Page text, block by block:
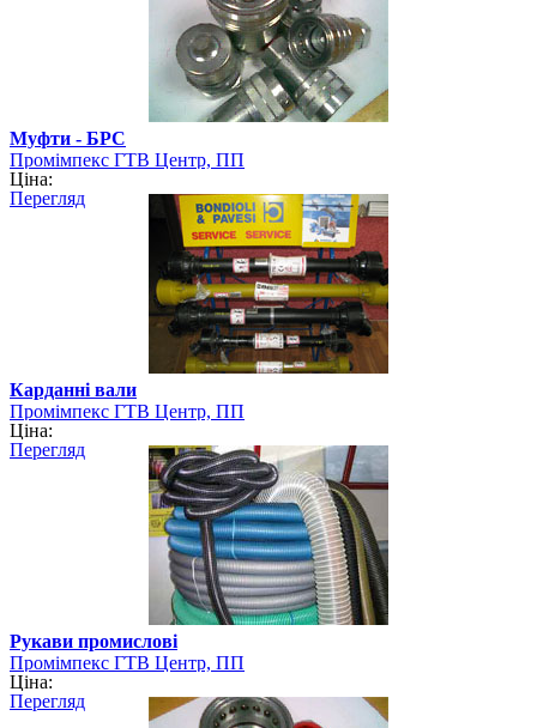
Муфти - БРС
Промімпекс ГТВ Центр, ПП
Ціна:
Перегляд
Карданні вали
Промімпекс ГТВ Центр, ПП
Ціна:
Перегляд
Рукави промислові
Промімпекс ГТВ Центр, ПП
Ціна:
Перегляд